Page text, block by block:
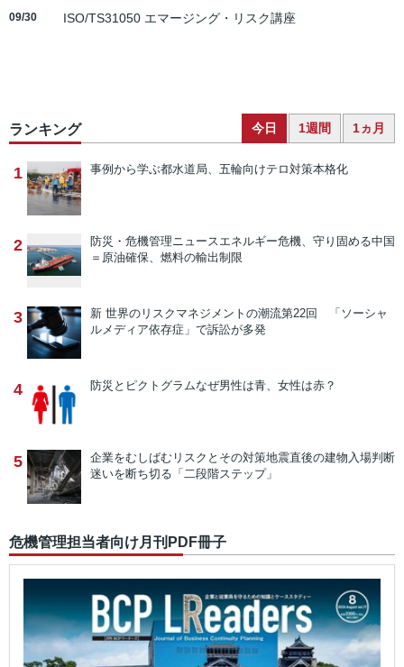
09/30 ISO/TS31050 エマージング・リスク講座
ランキング 今日 1週間 1ヵ月
1 事例から学ぶ都水道局、五輪向けテロ対策本格化
2 防災・危機管理ニュースエネルギー危機、守り固める中国
＝原油確保、燃料の輸出制限
3 新 世界のリスクマネジメントの潮流第22回 「ソーシャ
ルメディア依存症」で訴訟が多発
4 防災とピクトグラムなぜ男性は青、女性は赤？
5 企業をむしばむリスクとその対策地震直後の建物入場判断
迷いを断ち切る「二段階ステップ」
危機管理担当者向け月刊PDF冊子